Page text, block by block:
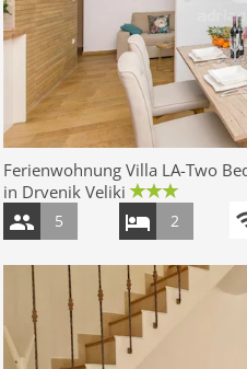
Ferienwohnung Villa LA-Two
in Drvenik Veliki
5 2